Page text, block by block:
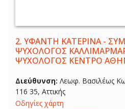
2. ΥΦΑΝΤΗ ΚΑΤΕΡΙΝΑ -
ΨΥΧΟΛΟΓΟΣ
ΨΥΧΟΛΟΓΟΣ ΚΕΝΤΡΟ
Διεύθυνση: Λεωφ. Βασιλέως
116 35, Αττικής
Οδηγίες χάρτη